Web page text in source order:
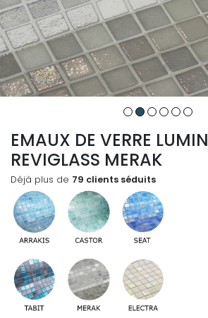
EMAUX DE VERRE
REVIGLASS MERAK
Déjà plus de 79 clients séduits